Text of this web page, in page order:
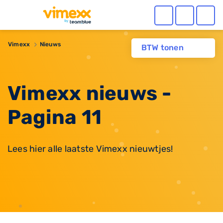
BTW tonen
Vimexx Nieuws
Vimexx nieuws -
Pagina 11
Lees hier alle laatste Vimexx nieuwtjes!